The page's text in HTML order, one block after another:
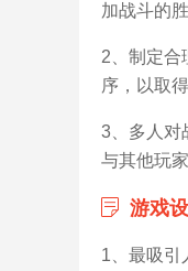
加战斗的胜
2、制定合
序，以取
3、多人对
与其他玩
游戏
1、最吸引